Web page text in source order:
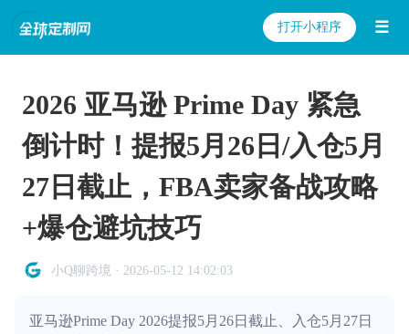
打开小程序 ☰
2026 亚马逊 Prime Day 紧急
倒计时！提报5月26日/入仓5月
27日截止，FBA卖家备战攻略
+爆仓避坑技巧
小Q聊跨境 · 2026-05-12 14:02:03
亚马逊Prime Day 2026提报5月26日截止、入仓5月27日